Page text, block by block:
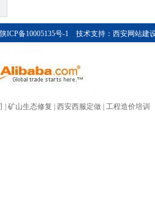
陕ICP备10005135号-1 技术支持： 西安网站建
矿山生态修复 西安西服定做 工程造价培训